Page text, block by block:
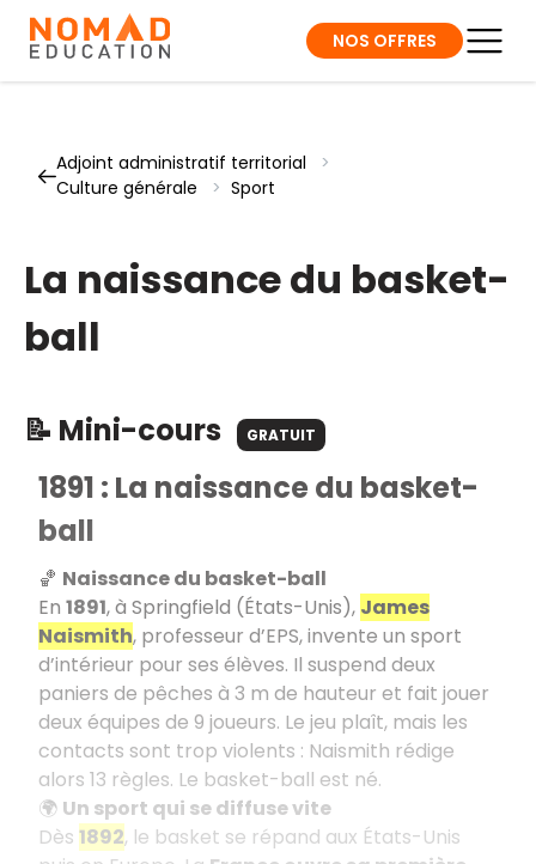
NOS OFFRES
Adjoint administratif territorial
>
Culture générale
> Sport
La naissance du basket-
ball
📝 Mini-cours GRATUIT
1891 : La naissance du basket-
ball
🏀 Naissance du basket-ball
En 1891, à Springfield (États-Unis), James
Naismith, professeur d’EPS, invente un sport
d’intérieur pour ses élèves. Il suspend deux
paniers de pêches à 3 m de hauteur et fait jouer
deux équipes de 9 joueurs. Le jeu plaît, mais les
contacts sont trop violents : Naismith rédige
alors 13 règles. Le basket-ball est né.
🌍 Un sport qui se diffuse vite
Dès 1892, le basket se répand aux États-Unis